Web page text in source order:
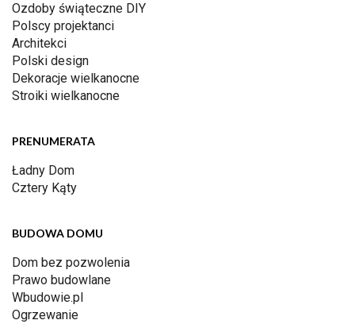
Ozdoby świąteczne DIY
Polscy projektanci
Architekci
Polski design
Dekoracje wielkanocne
Stroiki wielkanocne
PRENUMERATA
Ładny Dom
Cztery Kąty
BUDOWA DOMU
Dom bez pozwolenia
Prawo budowlane
Wbudowie.pl
Ogrzewanie